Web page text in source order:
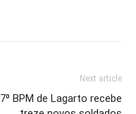
Next article
7⁰ BPM de Lagarto recebe